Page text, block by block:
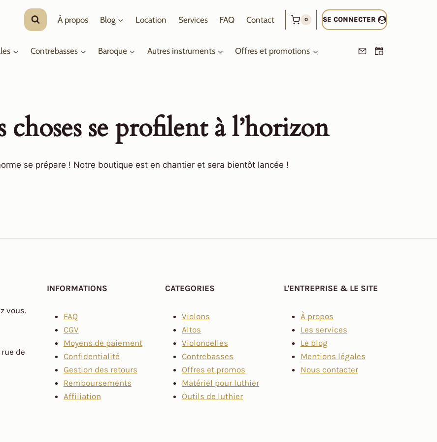
À propos Blog Location Services FAQ Contact 0 SE CONNECTER
Contrebasses Baroque Autres instruments Offres et promotions
choses se profilent à l’horizon
se prépare ! Notre boutique est en chantier et sera bientôt lancée !
vous.
de
INFORMATIONS
FAQ
CGV
Moyens de paiement
Confidentialité
Gestion des retours
Remboursements
Affiliation
CATEGORIES
Violons
Altos
Violoncelles
Contrebasses
Offres et promos
Matériel pour luthier
Outils de luthier
L'ENTREPRISE & LE SITE
À propos
Les services
Le blog
Mentions légales
Nous contacter